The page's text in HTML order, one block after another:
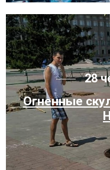
28
Огненные